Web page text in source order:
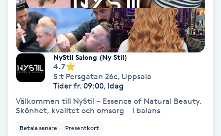
Skäggklippning
Skäggtrimmning
Skönhet
NyStil Salong (Ny Stil)
4.7
S:t Persgatan 26c, Uppsala
Tider fr. 09:00, Idag
Välkommen till NyStil – Essence of Natural Beauty.
Skönhet, kvalitet och omsorg – i balans
Betala senare Presentkort